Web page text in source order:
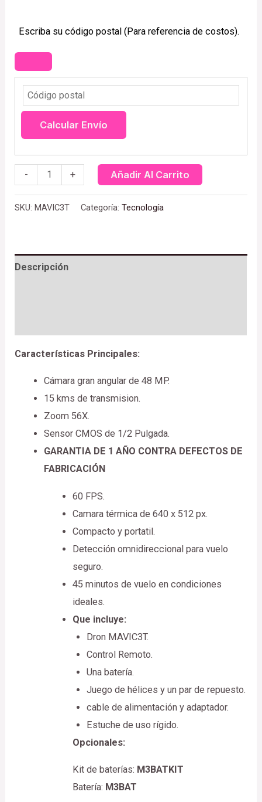
Escriba su código postal (Para referencia de costos).
Calcular Envío
- + Añadir Al Carrito
SKU:MAVIC3T Categoría:Tecnología
Descripción
Características Principales:
Cámara gran angular de 48 MP.
15 kms de transmision.
Zoom 56X.
Sensor CMOS de 1/2 Pulgada.
GARANTIA DE 1 AÑO CONTRA DEFECTOS DE
FABRICACIÓN
60 FPS.
Camara térmica de 640 x 512 px.
Compacto y portatil.
Detección omnidireccional para vuelo
seguro.
45 minutos de vuelo en condiciones
ideales.
Que incluye:
Dron MAVIC3T.
Control Remoto.
Una batería.
Juego de hélices y un par de repuesto.
cable de alimentación y adaptador.
Estuche de uso rígido.
Opcionales:
Kit de baterías: M3BATKIT
Batería: M3BAT